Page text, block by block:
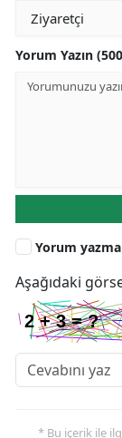
Yorum Yazın
Yorum
Aşağıdaki
* Bu içerik ile